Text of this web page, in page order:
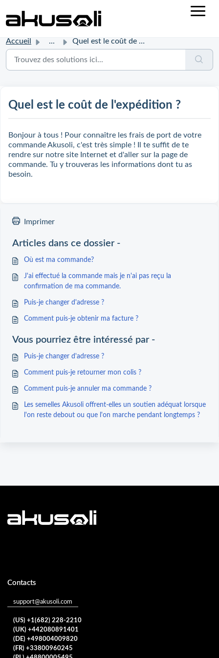
Accueil ... Quel est le coût de l'expédition ?
Quel est le coût de l'expédition ?
Bonjour à tous ! Pour connaître les frais de port de votre
commande Akusoli, c'est très simple ! Il te suffit de te
rendre sur notre site Internet et d'aller sur la page de
commande. Tu y trouveras les informations dont tu as
besoin.
Imprimer
Articles dans ce dossier -
Où est ma commande?
J'ai effectué la commande mais je n'ai pas reçu la
confirmation de ma commande.
Puis-je changer d'adresse ?
Comment puis-je obtenir ma facture ?
Vous pourriez être intéressé par -
Puis-je changer d'adresse ?
Comment puis-je retourner mon colis ?
Comment puis-je annuler ma commande ?
Les semelles Akusoli offrent-elles un soutien adéquat lorsque
l'on reste debout ou que l'on marche pendant longtemps ?
Contacts
support@akusoli.com
(US) +1(682) 228-2210
(UK) +442080891401
(DE) +498004009820
(FR) +33800960245